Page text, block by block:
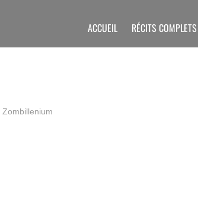
ACCUEIL RÉCITS COMPLETS
Zombillenium